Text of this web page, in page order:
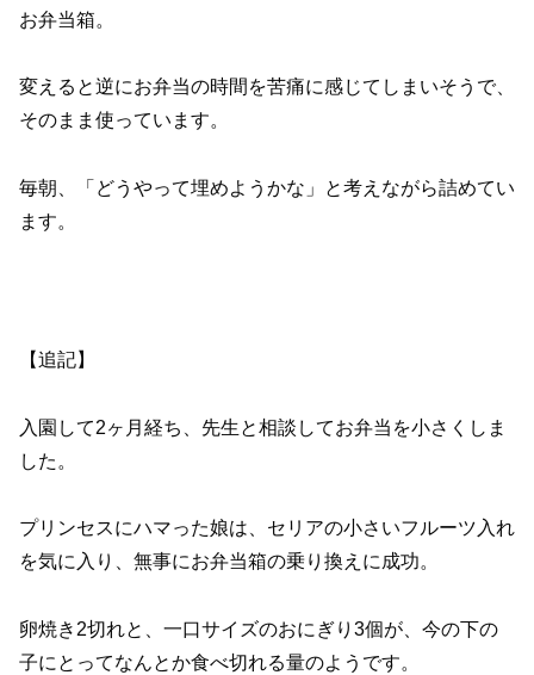
お弁当箱。
変えると逆にお弁当の時間を苦痛に感じてしまいそうで、
そのまま使っています。
毎朝、「どうやって埋めようかな」と考えながら詰めてい
ます。
【追記】
入園して2ヶ月経ち、先生と相談してお弁当を小さくしま
した。
プリンセスにハマった娘は、セリアの小さいフルーツ入れ
を気に入り、無事にお弁当箱の乗り換えに成功。
卵焼き2切れと、一口サイズのおにぎり3個が、今の下の
子にとってなんとか食べ切れる量のようです。